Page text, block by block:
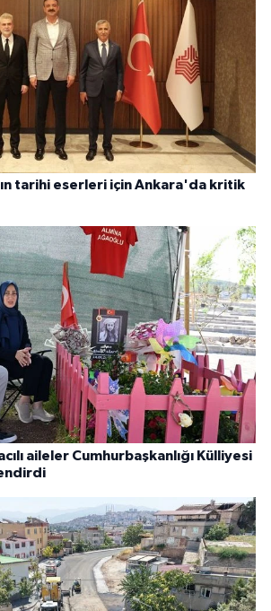
tarihi eserleri için Ankara'da kritik
aileler Cumhurbaşkanlığı Külliyesi